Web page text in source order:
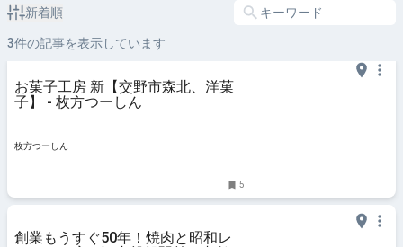
新着順
3件の記事を表示しています
お菓子工房 新【交野市森北、洋菓
子】 - 枚方つーしん
枚方つーしん
5
創業もうすぐ50年！焼肉と昭和レ